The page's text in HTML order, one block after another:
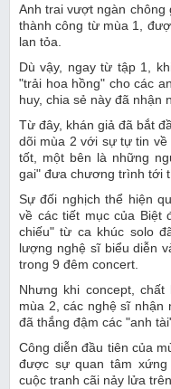
Anh trai vượt ngàn
thành công từ mùa 1,
lan tỏa.
Dù vậy, ngay từ tập 1,
"trải hoa hồng" cho các
huy, chia sẻ này đã nhận
Từ đây, khán giả đã bắt
dõi mùa 2 với sự tự tin
tốt, một bên là những
gai" đưa chương trình tới
Sự đối nghịch thể hiện
về các tiết mục của Biệt
chiếu" từ ca khúc solo
lượng nghệ sĩ biểu diễn
trong 9 đêm concert.
Nhưng khi concept,
mùa 2, các nghệ sĩ nhận
đã thắng đậm các "anh
Công diễn đầu tiên của
được sự quan tâm
cuộc tranh cãi nảy lửa